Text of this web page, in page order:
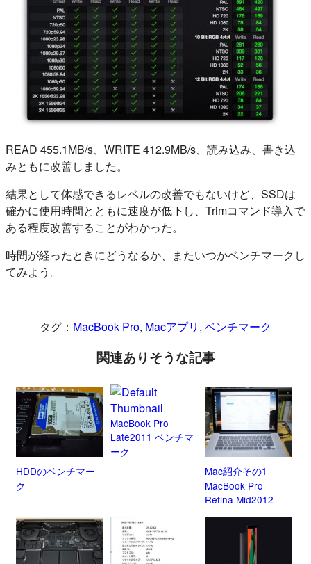
READ 455.1MB/s、WRITE 412.9MB/s、読み込み、書き込
みともに改善しました。
結果として体感できるレベルの改善でもないけど、SSDは
確かに使用時間とともに速度が低下し、Trimコマンド導入で
ある程度改善することがわかった。
時間が経ったときにどうなるか、またいつかベンチマークし
てみよう。
タグ： MacBook Pro, Macアプリ , ベンチマーク
関連ありそうな記事
HDDのベンチマー
ク
MacBook Pro
Late2011 ベンチマ
ーク
Mac紹介その1
MacBook Pro
Retina Mid2012